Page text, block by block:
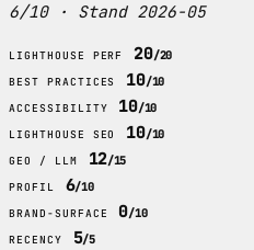
6/10 · Stand 2026-05
LIGHTHOUSE PERF 20/20
BEST PRACTICES 10/10
ACCESSIBILITY 10/10
LIGHTHOUSE SEO 10/10
GEO / LLM 12/15
PROFIL 6/10
BRAND-SURFACE 0/10
RECENCY 5/5